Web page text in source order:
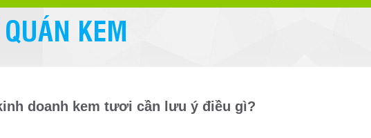
KEM
doanh kem tươi cần lưu ý điều gì?